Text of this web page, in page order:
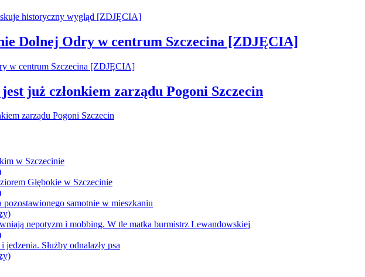
Dolnej Odry w centrum Szczecina [ZDJĘCIA]
już członkiem zarządu Pogoni Szczecin
w Szczecinie
Głębokie w Szczecinie
samotnie w mieszkaniu
nepotyzm i mobbing. W tle matka burmistrz Lewandowskiej
Służby odnalazły psa